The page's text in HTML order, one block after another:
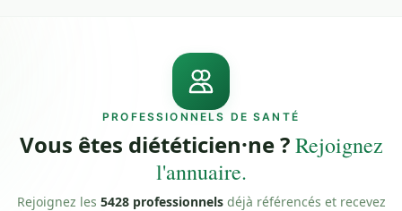
PROFESSIONNELS DE SANTÉ
Vous êtes diététicien·ne ?Rejoignez
l'annuaire.
Rejoignez les 5428 professionnelsdéjà référencés et recevez